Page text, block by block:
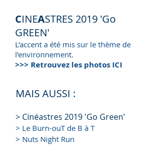
CINEASTRES 2019 'Go
GREEN'
L’accent a été mis sur le thème de
l’environnement.
>>> Retrouvez les photos ICI
MAIS AUSSI :
> Cinéastres 2019 'Go Green'
> Le Burn-ouT de B à T
> Nuts Night Run